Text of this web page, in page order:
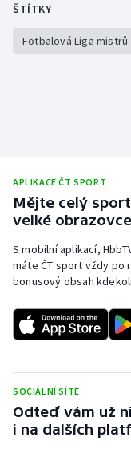
ŠTÍTKY
Fotbalová Liga mistrů
APLIKACE ČT SPORT
Mějte celý
velké
S mobilní aplikací,
máte ČT sport vždy po
bonusový obsah
SOCIÁLNÍ SÍTĚ
Odteď vám už
i na dalších